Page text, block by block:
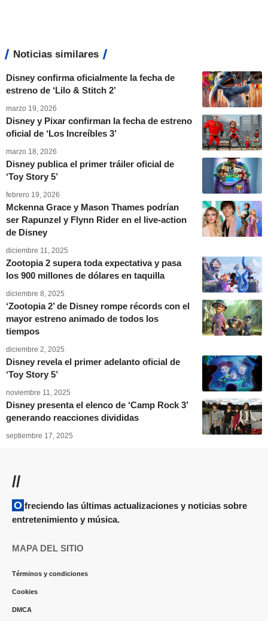
Noticias similares
Disney confirma oficialmente la fecha de
estreno de ‘Lilo & Stitch 2’
marzo 19, 2026
Disney y Pixar confirman la fecha de estreno
oficial de ‘Los Increíbles 3’
marzo 18, 2026
Disney publica el primer tráiler oficial de
‘Toy Story 5’
febrero 19, 2026
Mckenna Grace y Mason Thames podrían
ser Rapunzel y Flynn Rider en el live-action
de Disney
diciembre 11, 2025
Zootopia 2 supera toda expectativa y pasa
los 900 millones de dólares en taquilla
diciembre 8, 2025
‘Zootopia 2’ de Disney rompe récords con el
mayor estreno animado de todos los
tiempos
diciembre 2, 2025
Disney revela el primer adelanto oficial de
‘Toy Story 5’
noviembre 11, 2025
Disney presenta el elenco de ‘Camp Rock 3’
generando reacciones divididas
septiembre 17, 2025
//
Ofreciendo las últimas actualizaciones y noticias sobre
entretenimiento y música.
MAPA DEL SITIO
Términos y condiciones
Cookies
DMCA